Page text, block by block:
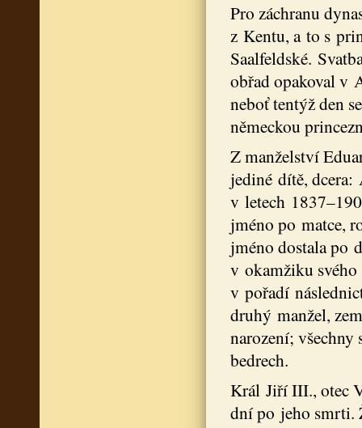
Pro záchranu
z Kentu, a to s
Saalfeldské.
obřad opakoval v
neboť tentýž den
německou
Z manželství
jediné dítě,
v letech
jméno po matce,
jméno dostala po
v okamžiku
v pořadí
druhý manžel,
narození;
bedrech.
Král Jiří III., otec
dní po jeho smrti.